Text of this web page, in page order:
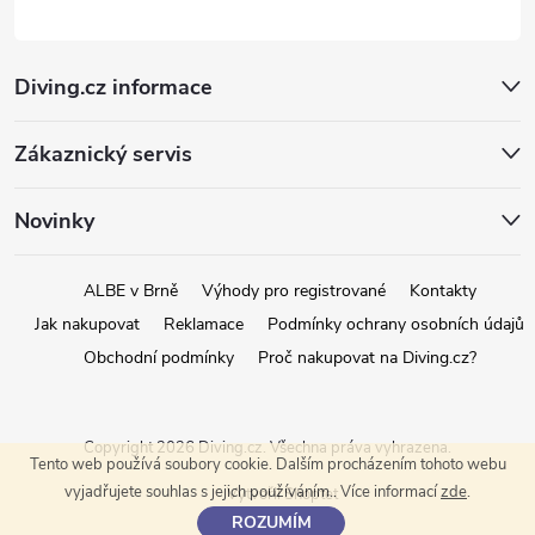
Tento web používá soubory cookie. Dalším procházením tohoto webu
vyjadřujete souhlas s jejich používáním.. Více informacízde.
ROZUMÍM
Diving.cz informace
Zákaznický servis
Novinky
ALBE v Brně Výhody pro registrované
Kontakty
Jak nakupovat
Reklamace
Podmínky ochrany osobních údajů
Obchodní podmínky
Proč nakupovat na Diving.cz?
Vytvořil Shoptet
Copyright 2026 Diving.cz. Všechna práva vyhrazena.